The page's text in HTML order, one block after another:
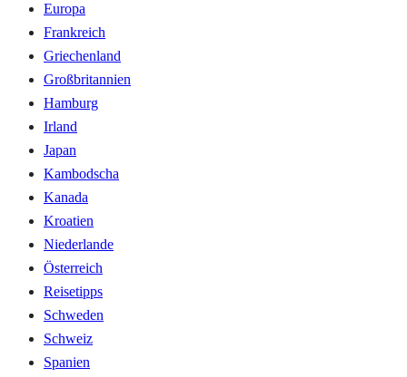
Europa
Frankreich
Griechenland
Großbritannien
Hamburg
Irland
Japan
Kambodscha
Kanada
Kroatien
Niederlande
Österreich
Reisetipps
Schweden
Schweiz
Spanien